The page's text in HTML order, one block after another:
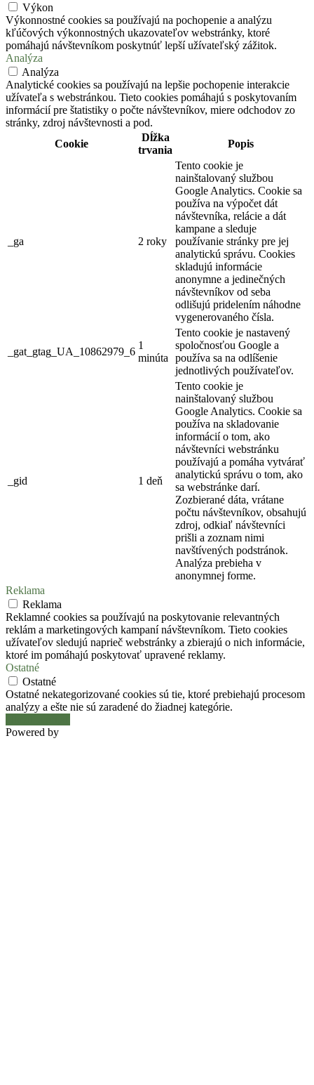
Výkon
Výkonnostné cookies sa používajú na pochopenie a analýzu
kľúčových výkonnostných ukazovateľov webstránky, ktoré
pomáhajú návštevníkom poskytnúť lepší užívateľský zážitok.
Analýza
Analýza
Analytické cookies sa používajú na lepšie pochopenie interakcie
užívateľa s webstránkou. Tieto cookies pomáhajú s poskytovaním
informácií pre štatistiky o počte návštevníkov, miere odchodov zo
stránky, zdroj návštevnosti a pod.
Cookie
Dĺžka
trvania
Popis
_ga 2 roky
Tento cookie je
nainštalovaný službou
Google Analytics. Cookie sa
používa na výpočet dát
návštevníka, relácie a dát
kampane a sleduje
používanie stránky pre jej
analytickú správu. Cookies
skladujú informácie
anonymne a jedinečných
návštevníkov od seba
odlišujú pridelením náhodne
vygenerovaného čísla.
_gat_gtag_UA_10862979_6
1
minúta
Tento cookie je nastavený
spoločnosťou Google a
používa sa na odlíšenie
jednotlivých používateľov.
_gid 1 deň
Tento cookie je
nainštalovaný službou
Google Analytics. Cookie sa
používa na skladovanie
informácií o tom, ako
návštevníci webstránku
používajú a pomáha vytvárať
analytickú správu o tom, ako
sa webstránke darí.
Zozbierané dáta, vrátane
počtu návštevníkov, obsahujú
zdroj, odkiaľ návštevníci
prišli a zoznam nimi
navštívených podstránok.
Analýza prebieha v
anonymnej forme.
Reklama
Reklama
Reklamné cookies sa používajú na poskytovanie relevantných
reklám a marketingových kampaní návštevníkom. Tieto cookies
užívateľov sledujú naprieč webstránky a zbierajú o nich informácie,
ktoré im pomáhajú poskytovať upravené reklamy.
Ostatné
Ostatné
Ostatné nekategorizované cookies sú tie, ktoré prebiehajú procesom
analýzy a ešte nie sú zaradené do žiadnej kategórie.
Powered by